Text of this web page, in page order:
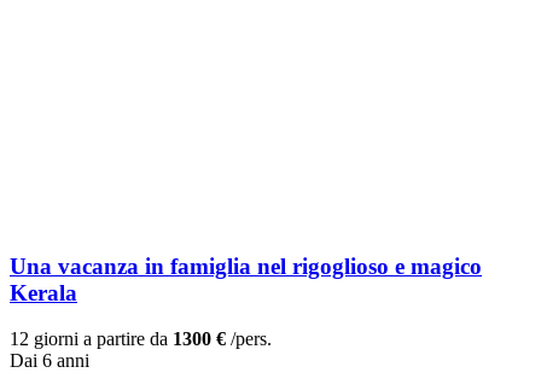
Una vacanza in famiglia nel rigoglioso e magico
Kerala
12 giorni a partire da 1300 € /pers.
Dai 6 anni